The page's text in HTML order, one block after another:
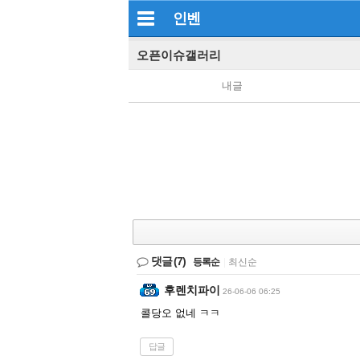
인벤
오픈이슈갤러리
내글
댓글(7) 등록순 최신순
후렌치파이 26-06-06 06:25
콜당오 없네 ㅋㅋ
답글